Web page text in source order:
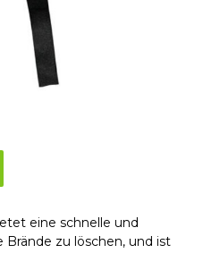
eine schnelle und
zu löschen, und ist